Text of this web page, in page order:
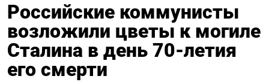
Российские коммунисты
возложили цветы к могиле
Сталина в день 70-летия
его смерти